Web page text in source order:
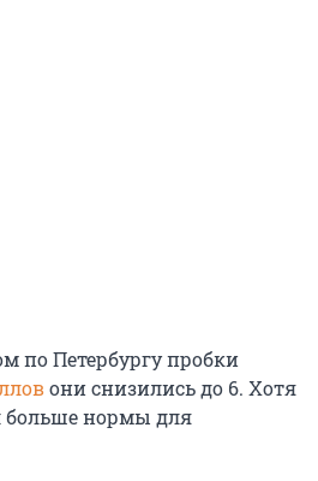
по Петербургу пробки
они снизились до 6. Хотя
больше нормы для